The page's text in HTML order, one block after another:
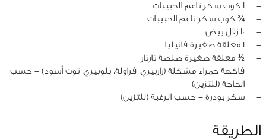
‏-
1 كوب سكر ناعم الحبيبات
‏-
¾ كوب سكر ناعم الحبيبات
‏-
10 زلال بيض
‏-
1 معلقة صغيرة فانيليا
‏-
½ معلقة صغيرة صلصة تارتار
‏-
فاكهة حمراء مشكلة (رازبيري، فراولة، يلوبيري، توت أسود) - حسب
الحاجة (للتزين)
‏-
سكر بودرة - حسب الرغبة (للتزين)
الطريقة